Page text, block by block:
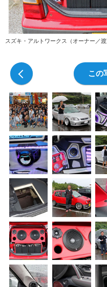
スズキ・アルトワークス（オーナー／
この